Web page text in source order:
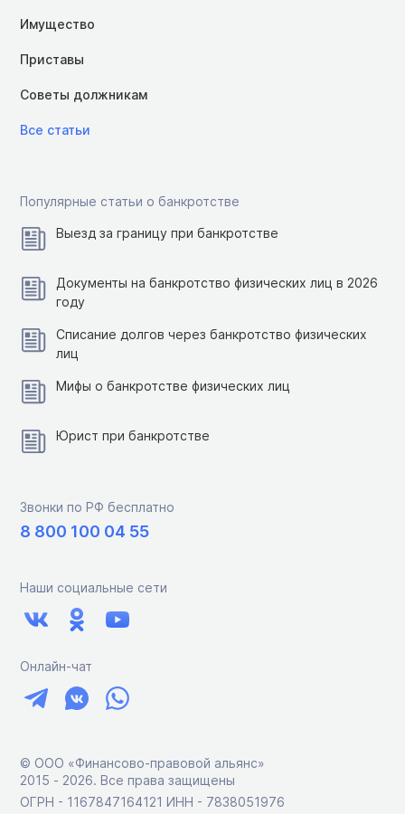
Имущество
Приставы
Советы должникам
Все статьи
Популярные статьи о банкротстве
Выезд за границу при банкротстве
Документы на банкротство физических лиц в 2026
году
Списание долгов через банкротство физических
лиц
Мифы о банкротстве физических лиц
Юрист при банкротстве
Звонки по РФ бесплатно
8 800 100 04 55
Наши социальные сети
Онлайн-чат
© ООО «Финансово-правовой альянс»
2015 ‑ 2026. Все права защищены
ОГРН - 1167847164121 ИНН - 7838051976